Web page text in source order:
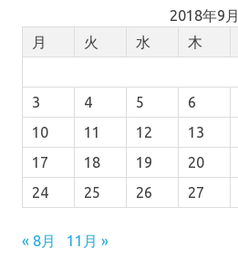
2018年9月
月
火 水 木
3
4 5 6
10
11 12 13
17
18 19 20
24
25 26 27
« 8月 11月 »